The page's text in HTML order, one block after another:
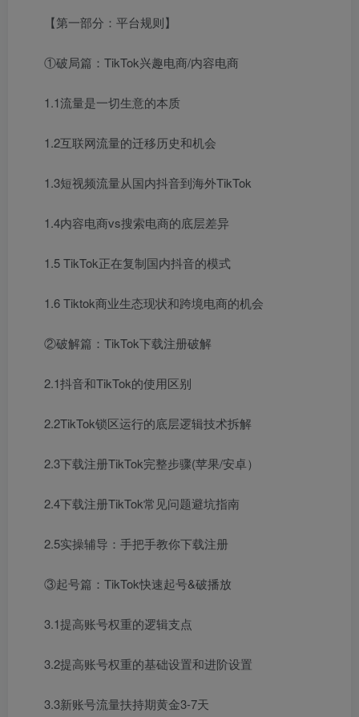
【第一部分：平台规则】
①破局篇：TikTok兴趣电商/内容电商
1.1流量是一切生意的本质
1.2互联网流量的迁移历史和机会
1.3短视频流量从国内抖音到海外TikTok
1.4内容电商vs搜索电商的底层差异
1.5 TikTok正在复制国内抖音的模式
1.6 Tiktok商业生态现状和跨境电商的机会
②破解篇：TikTok下载注册破解
2.1抖音和TikTok的使用区别
2.2TikTok锁区运行的底层逻辑技术拆解
2.3下载注册TikTok完整步骤(苹果/安卓）
2.4下载注册TikTok常见问题避坑指南
2.5实操辅导：手把手教你下载注册
③起号篇：TikTok快速起号&破播放
3.1提高账号权重的逻辑支点
3.2提高账号权重的基础设置和进阶设置
3.3新账号流量扶持期黄金3-7天